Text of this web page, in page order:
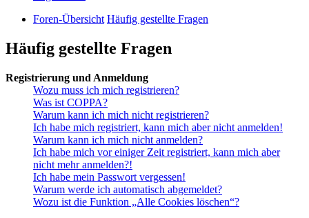
Foren-Übersicht Häufig gestellte Fragen
Häufig gestellte Fragen
Registrierung und Anmeldung
Wozu muss ich mich registrieren?
Was ist COPPA?
Warum kann ich mich nicht registrieren?
Ich habe mich registriert, kann mich aber nicht anmelden!
Warum kann ich mich nicht anmelden?
Ich habe mich vor einiger Zeit registriert, kann mich aber
nicht mehr anmelden?!
Ich habe mein Passwort vergessen!
Warum werde ich automatisch abgemeldet?
Wozu ist die Funktion „Alle Cookies löschen“?